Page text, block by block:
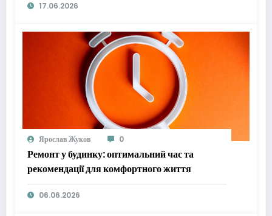
17.06.2026
Ярослав Жуков 0
Ремонт у будинку: оптимальний час та
рекомендації для комфортного життя
06.06.2026